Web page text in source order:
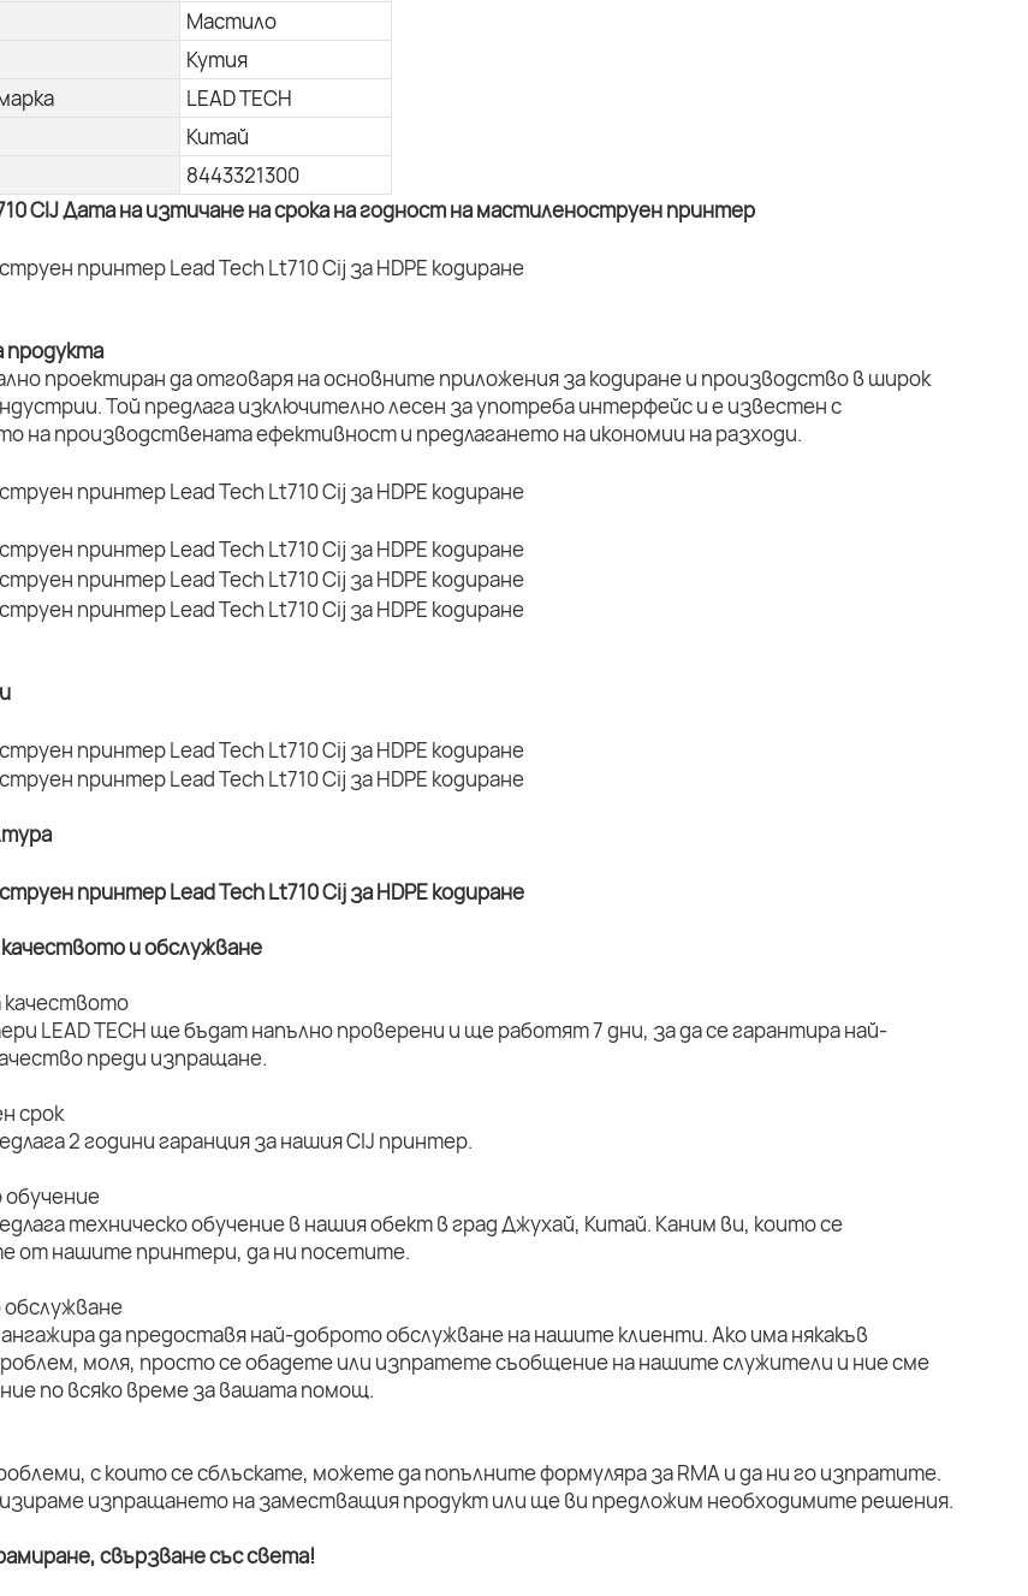
Мастило
Кутия
LEAD TECH
Китай
8443321300
CIJ Дата на изтичане на срока на годност на мастиленоструен принтер
продукта
проектиран да отговаря на основните приложения за кодиране и производство в широк
Той предлага изключително лесен за употреба интерфейс и е известен с
на производствената ефективност и предлагането на икономии на разходи.
и обслужване
качеството
LEAD TECH ще бъдат напълно проверени и ще работят 7 дни, за да се гарантира най-
преди изпращане.
срок
2 години гаранция за нашия CIJ принтер.
обучение
техническо обучение в нашия обект в град Джухай, Китай. Каним ви, които се
от нашите принтери, да ни посетите.
обслужване
ангажира да предоставя най-доброто обслужване на нашите клиенти. Ако има някакъв
моля, просто се обадете или изпратете съобщение на нашите служители и ние сме
по всяко време за вашата помощ.
с които се сблъскате, можете да попълните формуляра за RMA и да ни го изпратите.
изпращането на заместващия продукт или ще ви предложим необходимите решения.
свързване със света!